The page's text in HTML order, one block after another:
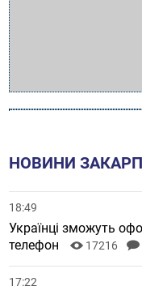
НОВИНИ
18:49
Українці зможуть
телефон
17216
17:22